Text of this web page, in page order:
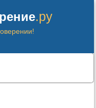
.ру